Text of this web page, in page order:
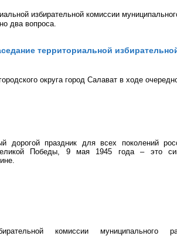
избирательной комиссии
два вопроса.
территориальной
округа город Салават в ходе
праздник для всех поколений
Победы, 9 мая 1945 года – это
комиссии муниципального